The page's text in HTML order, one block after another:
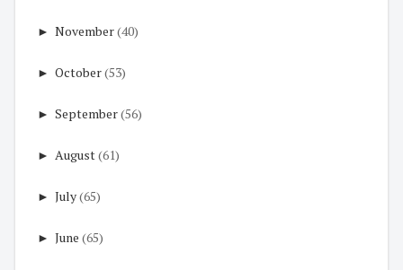
► November(40)
► October(53)
► September(56)
► August(61)
► July(65)
► June (65)